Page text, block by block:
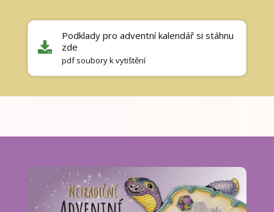
Podklady pro adventní kalendář si stáhnu
zde
pdf soubory k vytištění